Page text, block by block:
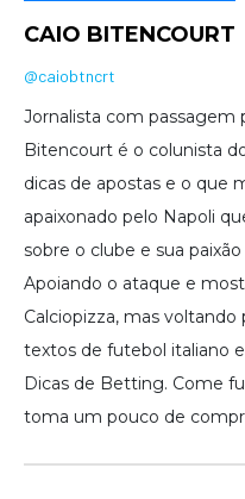
CAIO BITENCOURT
@caiobtncrt
Jornalista com passagem
Bitencourt é o colunista
dicas de apostas e o que
apaixonado pelo Napoli
sobre o clube e sua paixão
Apoiando o ataque e
Calciopizza, mas voltando
textos de futebol italiano
Dicas de Betting. Come
toma um pouco de